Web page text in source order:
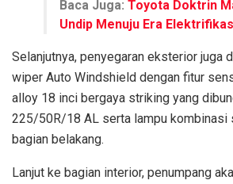
Baca Juga: Toyota Doktrin
Undip Menuju Era
Selanjutnya, penyegaran eksterior juga
wiper Auto Windshield dengan fitur
alloy 18 inci bergaya striking yang
225/50R/18 AL serta lampu kombinasi
bagian belakang.
Lanjut ke bagian interior, penumpang